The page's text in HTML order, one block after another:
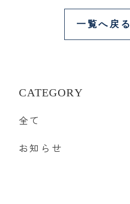
CATEGORY
全て
お知らせ
一覧へ戻る